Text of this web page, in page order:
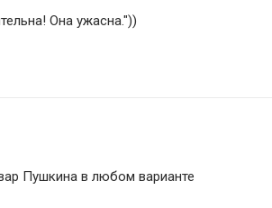
Она ужасна."))
Пушкина в любом варианте